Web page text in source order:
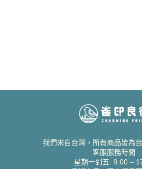
我們來自台灣，所有商品皆為
客服服務時間
星期一到五: 9:00 –